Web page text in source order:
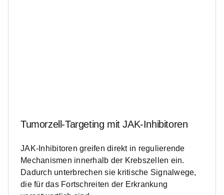
Tumorzell-Targeting mit JAK-Inhibitoren
JAK-Inhibitoren greifen direkt in regulierende
Mechanismen innerhalb der Krebszellen ein.
Dadurch unterbrechen sie kritische Signalwege,
die für das Fortschreiten der Erkrankung